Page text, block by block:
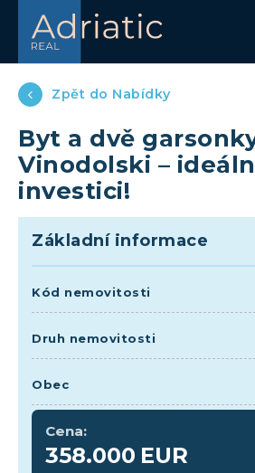
Zpět do Nabídky
Byt a dvě
Vinodolski –
investici!
Základní informace
Kód nemovitosti
Druh nemovitosti
Obec
Cena:
358.000 EUR